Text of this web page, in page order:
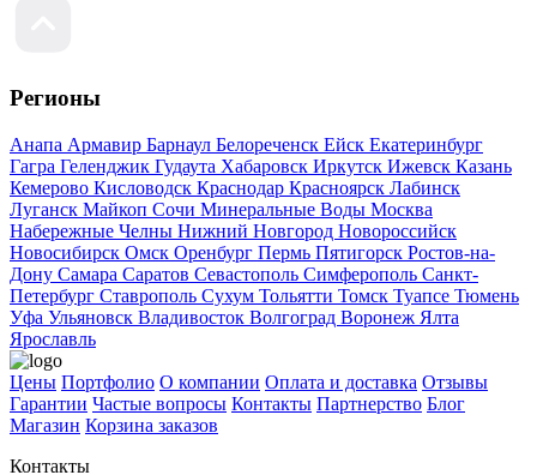
Регионы
Анапа Армавир Барнаул Белореченск Ейск Екатеринбург
Гагра Геленджик Гудаута Хабаровск Иркутск Ижевск Казань
Кемерово Кисловодск Краснодар Красноярск Лабинск
Луганск Майкоп Сочи Минеральные Воды Москва
Набережные Челны Нижний Новгород Новороссийск
Новосибирск Омск Оренбург Пермь Пятигорск Ростов-на-
Дону Самара Саратов Севастополь Симферополь Санкт-
Петербург Ставрополь Сухум Тольятти Томск Туапсе Тюмень
Уфа Ульяновск Владивосток Волгоград Воронеж Ялта
Ярославль
Цены Портфолио О компании Оплата и доставка Отзывы
Гарантии Частые вопросы Контакты Партнерство Блог
Магазин Корзина заказов
Контакты